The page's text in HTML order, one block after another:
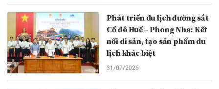
Phát triển du lịch đường sắt
Cố đô Huế – Phong Nha: Kết
nối di sản, tạo sản phẩm du
lịch khác biệt
31/07/2026